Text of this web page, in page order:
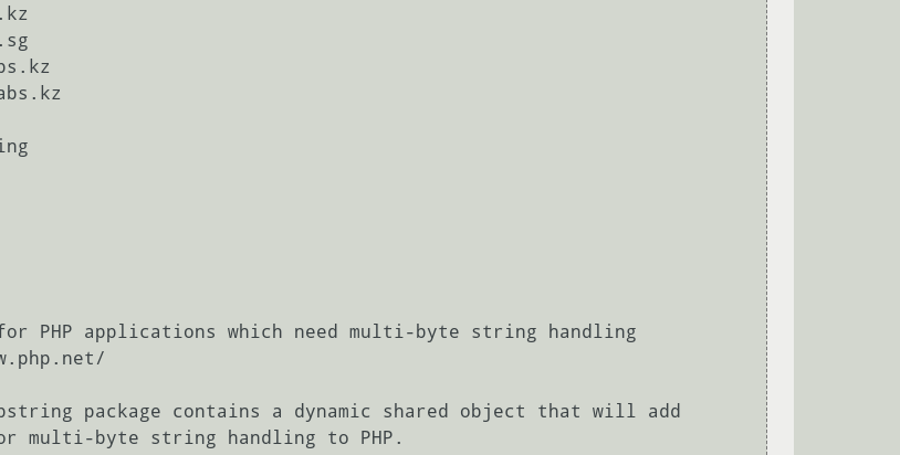
PHP applications which need multi-byte string handling
package contains a dynamic shared object that will add